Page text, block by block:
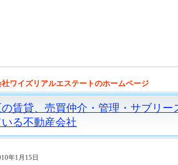
社ワイズリアルエステートのホームページ
賃貸、売買仲介・管理・サブリー
る不動産会社
年1月15日